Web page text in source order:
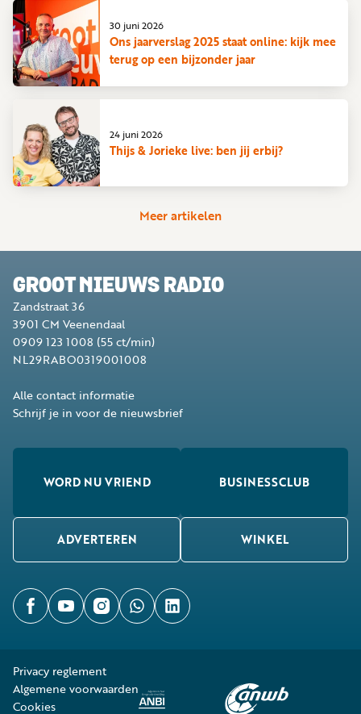
Ons jaarverslag 2025 staat online: kijk mee
terug op een bijzonder jaar
30 juni 2026
Thijs & Jorieke live: ben jij erbij?
24 juni 2026
Meer artikelen
GROOT NIEUWS RADIO
Zandstraat 36
3901 CM Veenendaal
0909 123 1008 (55 ct/min)
NL29RABO0319001008
Alle contact informatie
Schrijf je in voor de nieuwsbrief
WORD NU VRIEND BUSINESSCLUB
ADVERTEREN WINKEL
Privacy reglement
Algemene voorwaarden
Cookies